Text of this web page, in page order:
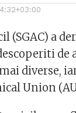
(SGAC) a
de
diverse,
Union